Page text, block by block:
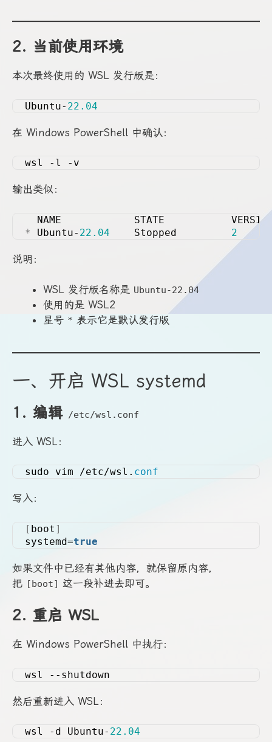
2. 当前使用环境
本次最终使用的 WSL 发行版是：
Ubuntu- 22.04
在 Windows PowerShell 中确认：
wsl -l -v
输出类似：
NAME            STATE
*
Ubuntu- 22.04
    Stopped
2
说明：
WSL 发行版名称是 Ubuntu-22.04
使用的是 WSL2
星号 * 表示它是默认发行版
一、开启 WSL systemd
1. 编辑 /etc/wsl.conf
进入 WSL：
sudo vim /etc/wsl. conf
写入：
[ boot ]
systemd=true
如果文件中已经有其他内容，就保留原内容，
把 [boot] 这一段补进去即可。
2. 重启 WSL
在 Windows PowerShell 中执行：
wsl --shutdown
然后重新进入 WSL：
wsl -d Ubuntu- 22.04